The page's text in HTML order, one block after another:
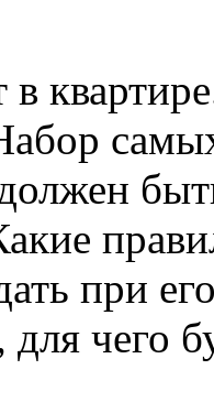
при
чего